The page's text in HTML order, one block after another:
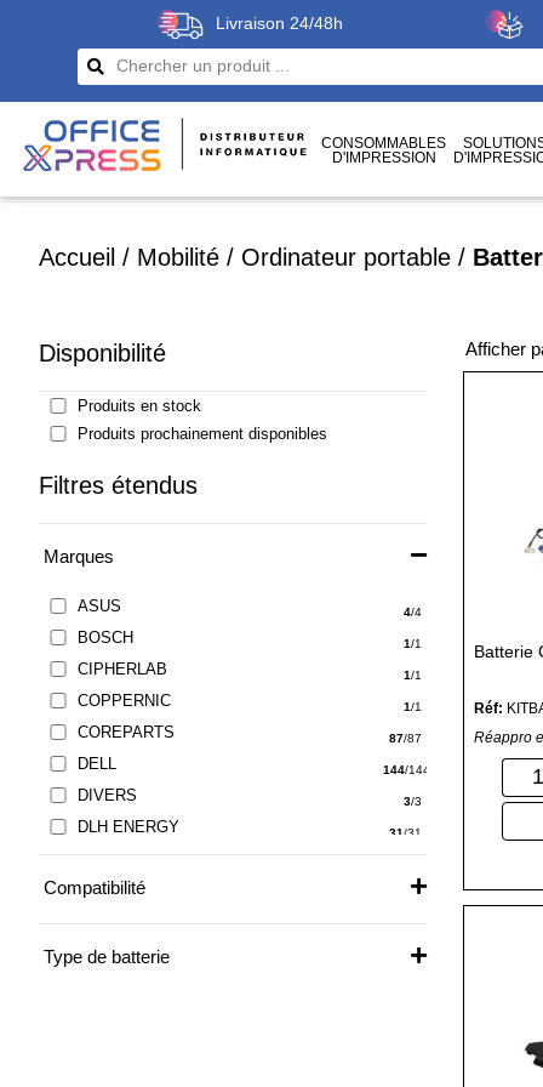
Livraison 24/48h
CONSOMMABLES
D'IMPRESSION
Accueil / Mobilité / Ordinateur portable /
Disponibilité
Produits en stock
Produits prochainement disponibles
Filtres étendus
Marques
ASUS 4/4
BOSCH 1/1
CIPHERLAB 1/1
COPPERNIC 1/1
COREPARTS 87/87
DELL 144/144
DIVERS 3/3
DLH ENERGY 31/31
ENIX
GINTAI /1
HP 23/23
LENOVO /42
Compatibilité
Type de batterie
Afficher
Batterie
Réf:
Réappro